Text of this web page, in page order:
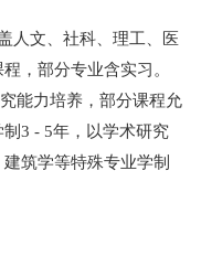
人文、社科、理工、医
，部分专业含实习。
能力培养，部分课程允
3 - 5年，以学术研究
筑学等特殊专业学制